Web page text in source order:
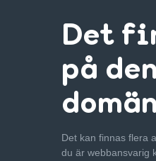
Det
på
Det kan finnas flera
du är webbansvarig